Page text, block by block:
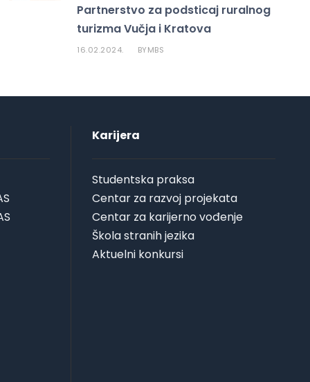
Partnerstvo za podsticaj ruralnog
turizma Vučja i Kratova
16.02.2024. BYMBS
Karijera
Studentska praksa
Centar za razvoj projekata
Centar za karijerno vođenje
Škola stranih jezika
Aktuelni konkursi